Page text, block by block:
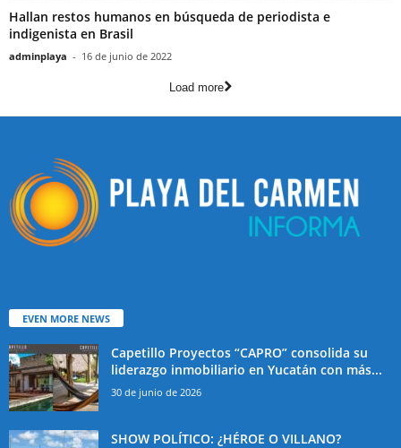
Hallan restos humanos en búsqueda de periodista e
indigenista en Brasil
adminplaya - 16 de junio de 2022
Load more
EVEN MORE NEWS
Capetillo Proyectos “CAPRO” consolida su
liderazgo inmobiliario en Yucatán con más...
30 de junio de 2026
SHOW POLÍTICO: ¿HÉROE O VILLANO?